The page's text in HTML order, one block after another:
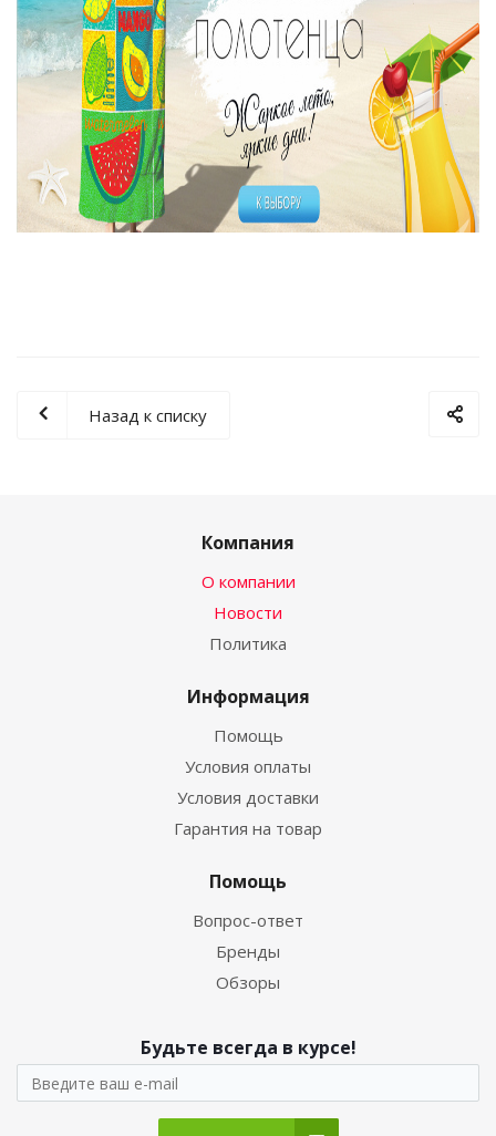
Назад к списку
Компания
О компании
Новости
Политика
Информация
Помощь
Условия оплаты
Условия доставки
Гарантия на товар
Помощь
Вопрос-ответ
Бренды
Обзоры
Будьте всегда в курсе!